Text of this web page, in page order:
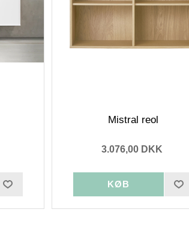
Mistral reol
3.076,00 DKK